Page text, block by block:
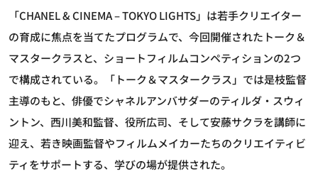
「CHANEL & CINEMA – TOKYO LIGHTS」は若手クリエイター
の育成に焦点を当てたプログラムで、今回開催されたトーク＆
マスタークラスと、ショートフィルムコンペティションの2つ
で構成されている。「トーク＆マスタークラス」では是枝監督
主導のもと、俳優でシャネルアンバサダーのティルダ・スウィ
ントン、西川美和監督、役所広司、そして安藤サクラを講師に
迎え、若き映画監督やフィルムメイカーたちのクリエイティビ
ティをサポートする、学びの場が提供された。